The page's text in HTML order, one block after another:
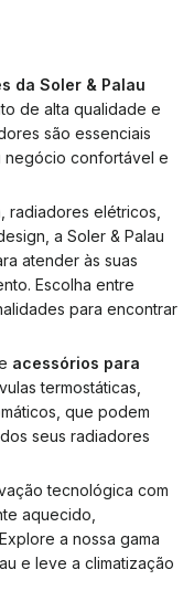
da Soler & Palau
de alta qualidade e
são essenciais
negócio confortável e
radiadores elétricos,
a Soler & Palau
atender às suas
Escolha entre
para encontrar
acessórios para
termostáticas,
que podem
seus radiadores
tecnológica com
aquecido,
a nossa gama
e leve a climatização